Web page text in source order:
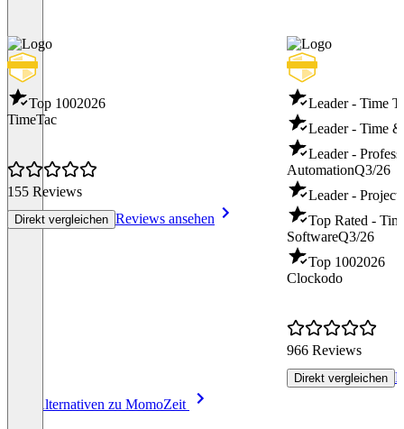
Top 1002026
TimeTac
155 Reviews
Direkt vergleichen Reviews ansehen
Leader - Time
Leader - Time
Leader -
AutomationQ3/26
Leader -
Top Rated -
SoftwareQ3/26
Top 1002026
Clockodo
966 Reviews
Direkt vergleichen
Alle Alternativen zu MomoZeit